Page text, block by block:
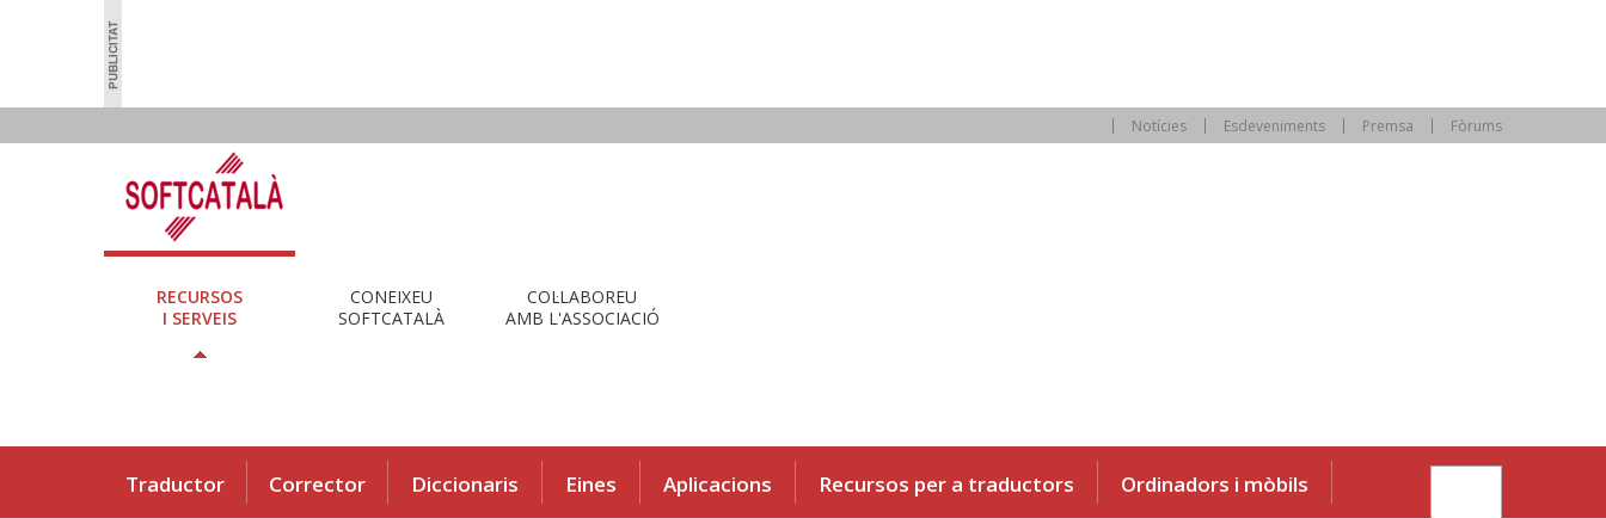
Notícies Esdeveniments Premsa Fòrums
RECURSOS
I SERVEIS
CONEIXEU
SOFTCATALÀ
COL·LABOREU
AMB L'ASSOCIACIÓ
Traductor Corrector Diccionaris Eines Aplicacions Recursos per a traductors Ordinadors i mòbils